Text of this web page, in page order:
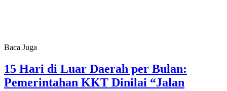
Baca Juga
15 Hari di Luar Daerah per Bulan:
Pemerintahan KKT Dinilai “Jalan